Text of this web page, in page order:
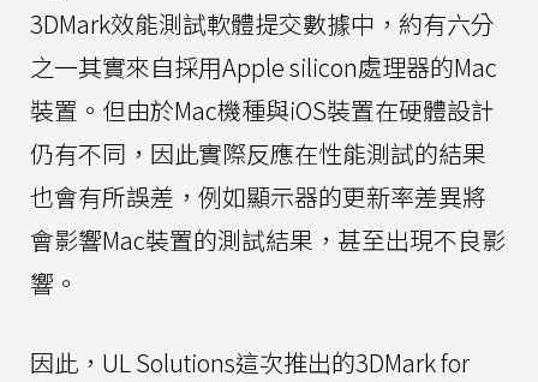
3DMark效能測試軟體提交數據中，約有六分
之一其實來自採用Apple silicon處理器的Mac
裝置。但由於Mac機種與iOS裝置在硬體設計
仍有不同，因此實際反應在性能測試的結果
也會有所誤差，例如顯示器的更新率差異將
會影響Mac裝置的測試結果，甚至出現不良影
響。
因此，UL Solutions這次推出的3DMark for